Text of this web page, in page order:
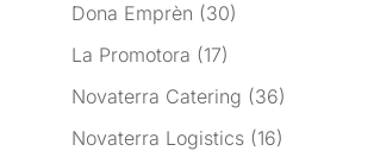
Dona Emprèn (30)
La Promotora (17)
Novaterra Catering (36)
Novaterra Logistics(16)